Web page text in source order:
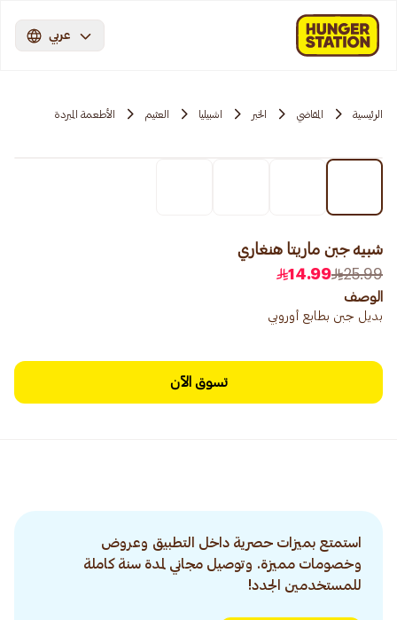
عربي
الرئيسية المقاضي الخبر اشبيليا العثيم الأطعمة المبردة
شبيه جبن ماريتا هنغاري
25.99
14.99
الوصف
بديل جبن بطابع أوروبي
تسوق الآن
استمتع بميزات حصرية داخل التطبيق وعروض
وخصومات مميزة. وتوصيل مجاني لمدة سنة كاملة
للمستخدمين الجدد!